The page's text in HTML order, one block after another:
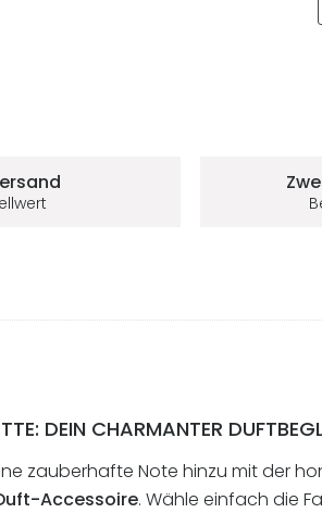
DEIN CHARMANTER
zauberhafte Note hinzu mit der
Accessoire. Wähle einfach die